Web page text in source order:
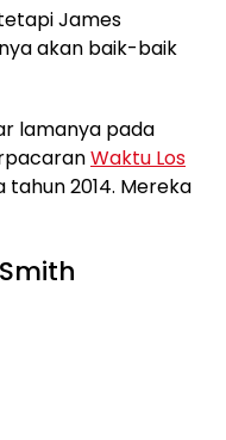
James
akan baik-baik
lamanya pada
Waktu Los
2014. Mereka